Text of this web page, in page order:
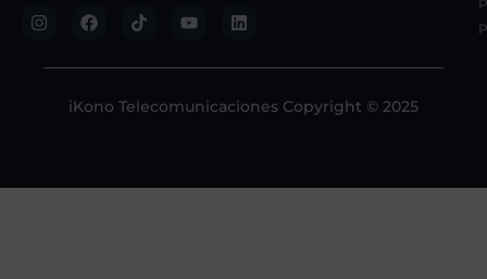
iKono Telecomunicaciones Copyright © 2025